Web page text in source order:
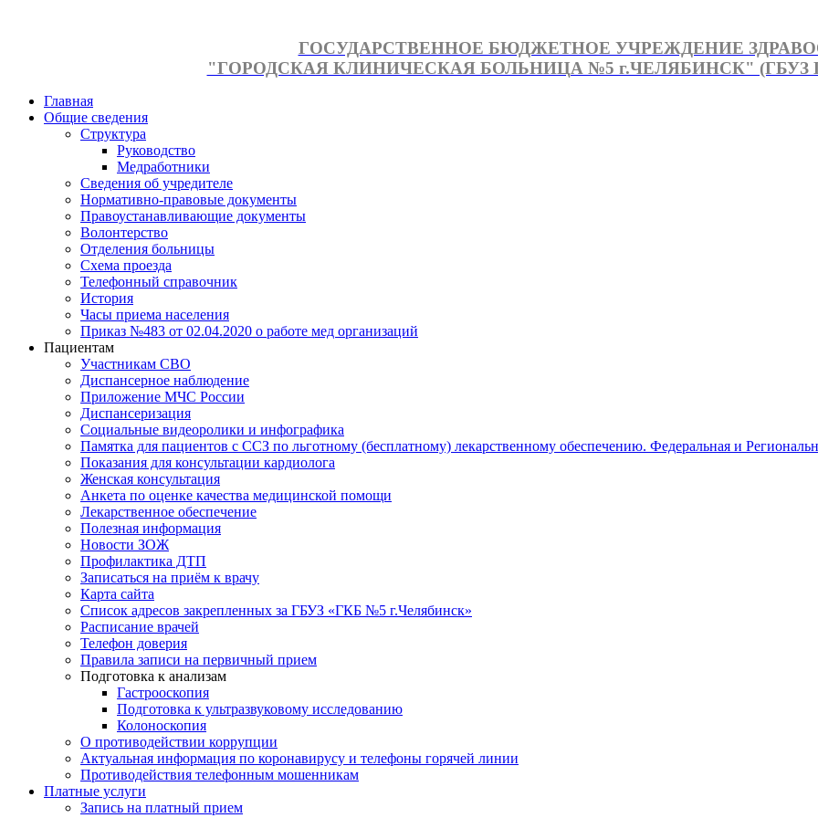
ГОСУДАРСТВЕННОЕ БЮДЖЕТНОЕ УЧРЕЖДЕНИЕ
"ГОРОДСКАЯ КЛИНИЧЕСКАЯ БОЛЬНИЦА №5 г.ЧЕЛЯБИНСК" (ГБУЗ
Главная
Общие сведения
Структура
Руководство
Медработники
Сведения об учредителе
Нормативно-правовые документы
Правоустанавливающие документы
Волонтерство
Отделения больницы
Схема проезда
Телефонный справочник
История
Часы приема населения
Приказ №483 от 02.04.2020 о работе мед организаций
Пациентам
Участникам СВО
Диспансерное наблюдение
Приложение МЧС России
Диспансеризация
Социальные видеоролики и инфографика
Памятка для пациентов с ССЗ по льготному (бесплатному) лекарственному обеспечению. Федеральная и
Показания для консультации кардиолога
Женская консультация
Анкета по оценке качества медицинской помощи
Лекарственное обеспечение
Полезная информация
Новости ЗОЖ
Профилактика ДТП
Записаться на приём к врачу
Карта сайта
Список адресов закрепленных за ГБУЗ «ГКБ №5 г.Челябинск»
Расписание врачей
Телефон доверия
Правила записи на первичный прием
Подготовка к анализам
Гастрооскопия
Подготовка к ультразвуковому исследованию
Колоноскопия
О противодействии коррупции
Актуальная информация по коронавирусу и телефоны горячей линии
Противодействия телефонным мошенникам
Платные услуги
Запись на платный прием